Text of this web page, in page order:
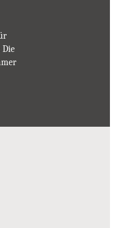
Die